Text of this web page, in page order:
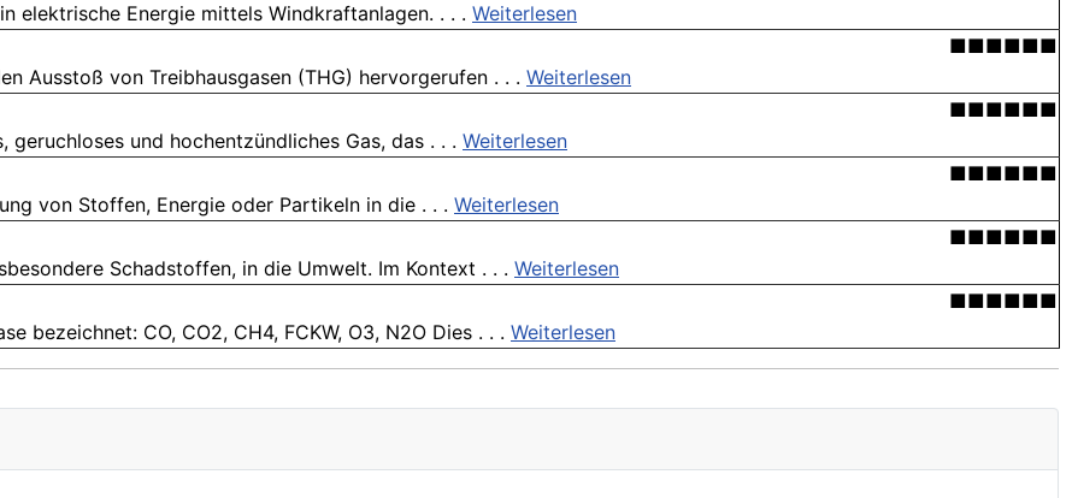
elektrische Energie mittels Windkraftanlagen. . . . Weiterlesen
■■■■■■
Ausstoß von Treibhausgasen (THG) hervorgerufen . . . Weiterlesen
■■■■■■
und hochentzündliches Gas, das . . . Weiterlesen
■■■■■■
von Stoffen, Energie oder Partikeln in die . . . Weiterlesen
■■■■■■
Schadstoffen, in die Umwelt. Im Kontext . . . Weiterlesen
■■■■■■
bezeichnet: CO, CO2, CH4, FCKW, O3, N2O Dies . . . Weiterlesen